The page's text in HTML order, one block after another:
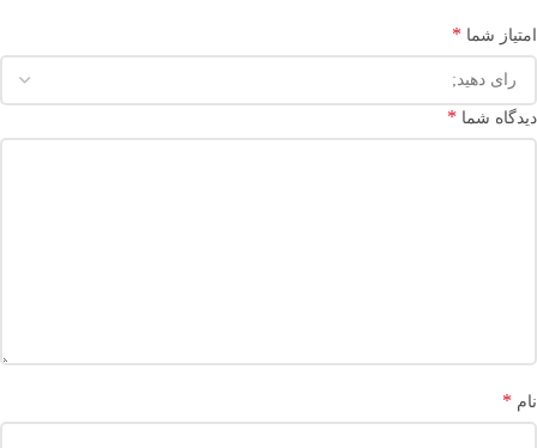
امتیاز شما *
دیدگاه شما *
نام *